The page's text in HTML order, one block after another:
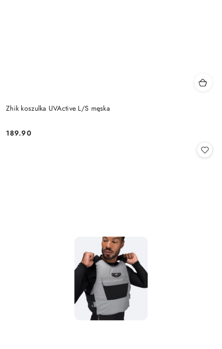
Zhik koszulka UVActive L/S męska
Cena:
189.90